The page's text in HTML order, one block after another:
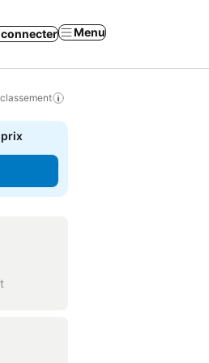
connecter Menu
prix